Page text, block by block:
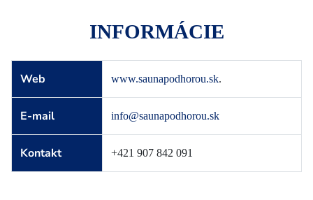
Zverejnené dokumentyINFORMÁCIE
Web www.saunapodhorou.sk.
E-mail info@saunapodhorou.sk
Kontakt +421 907 842 091